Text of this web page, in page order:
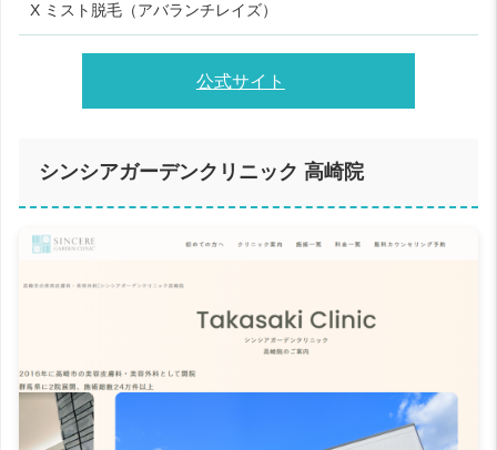
X ミスト脱毛（アバランチレイズ）
公式サイト
シンシアガーデンクリニック 高崎院